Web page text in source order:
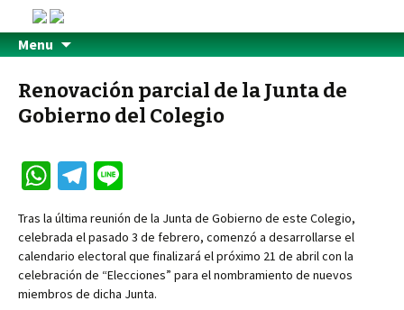
Menu
Renovación parcial de la Junta de
Gobierno del Colegio
W
h
at
sA
p
Te
gr
a
m
n
e
Tras la última reunión de la Junta de Gobierno de este Colegio,
celebrada el pasado 3 de febrero, comenzó a desarrollarse el
calendario electoral que finalizará el próximo 21 de abril con la
celebración de “Elecciones” para el nombramiento de nuevos
miembros de dicha Junta.